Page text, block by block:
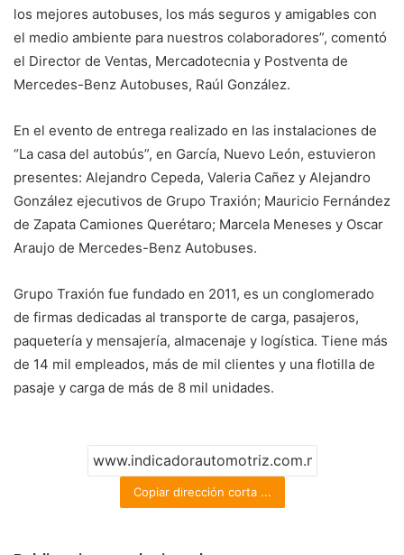
los mejores autobuses, los más seguros y amigables con
el medio ambiente para nuestros colaboradores”, comentó
el Director de Ventas, Mercadotecnia y Postventa de
Mercedes-Benz Autobuses, Raúl González.
En el evento de entrega realizado en las instalaciones de
“La casa del autobús”, en García, Nuevo León, estuvieron
presentes: Alejandro Cepeda, Valeria Cañez y Alejandro
González ejecutivos de Grupo Traxión; Mauricio Fernández
de Zapata Camiones Querétaro; Marcela Meneses y Oscar
Araujo de Mercedes-Benz Autobuses.
Grupo Traxión fue fundado en 2011, es un conglomerado
de firmas dedicadas al transporte de carga, pasajeros,
paquetería y mensajería, almacenaje y logística. Tiene más
de 14 mil empleados, más de mil clientes y una flotilla de
pasaje y carga de más de 8 mil unidades.
Copiar dirección corta ...